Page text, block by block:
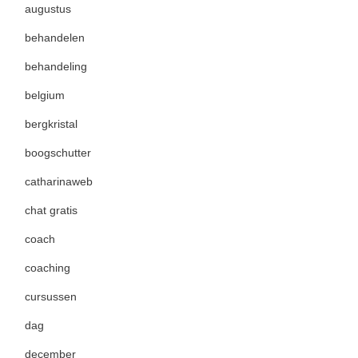
augustus
behandelen
behandeling
belgium
bergkristal
boogschutter
catharinaweb
chat gratis
coach
coaching
cursussen
dag
december